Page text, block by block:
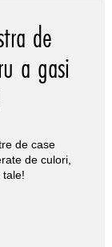
de
a gasi
de case
de culori,
tale!